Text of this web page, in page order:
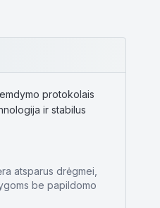
protokolais
ir stabilus
atsparus drėgmei,
be papildomo